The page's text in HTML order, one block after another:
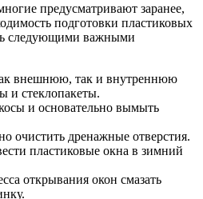
предусматривают заранее,
подготовки пластиковых
следующими важными
внешнюю, так и внутреннюю
и стеклопакеты.
и основательно вымыть
очистить дренажные отверстия.
пластиковые окна в зимний
открывания окон смазать